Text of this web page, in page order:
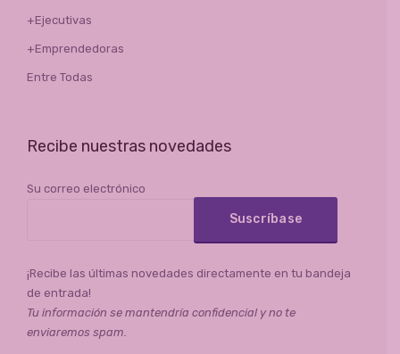
+Ejecutivas
+Emprendedoras
Entre Todas
Recibe nuestras novedades
Su correo electrónico
¡Recibe las últimas novedades directamente en tu bandeja
de entrada!
Tu información se mantendría confidencial y no te
enviaremos spam.